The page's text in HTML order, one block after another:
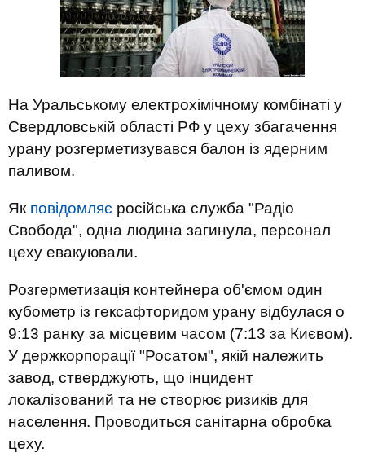
На Уральському електрохімічному комбінаті у
Свердловській області РФ у цеху збагачення
урану розгерметизувався балон із ядерним
паливом.
Як повідомляє російська служба "Радіо
Свобода", одна людина загинула, персонал
цеху евакуювали.
Розгерметизація контейнера об'ємом один
кубометр із гексафторидом урану відбулася о
9:13 ранку за місцевим часом (7:13 за Києвом).
У держкорпорації "Росатом", якій належить
завод, стверджують, що інцидент
локалізований та не створює ризиків для
населення. Проводиться санітарна обробка
цеху.